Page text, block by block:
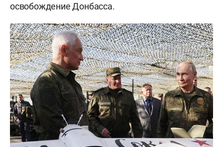
освобождение Донбасса.